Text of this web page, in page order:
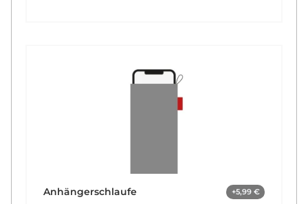
Anhängerschlaufe +5,99 €